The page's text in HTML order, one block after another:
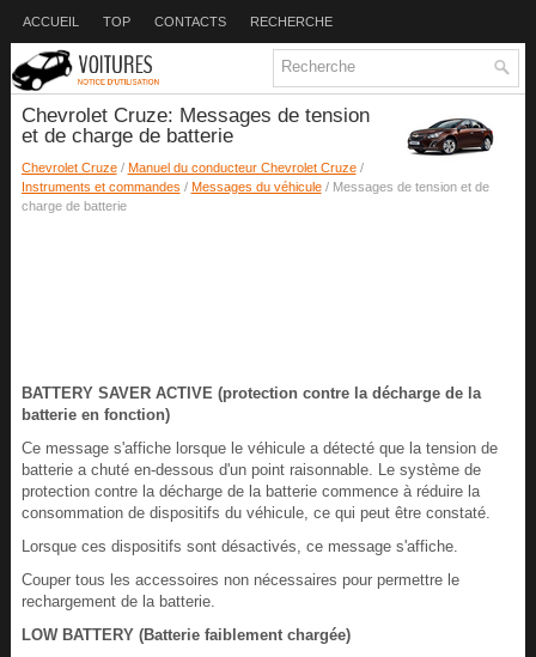
ACCUEIL TOP CONTACTS RECHERCHE
Chevrolet Cruze: Messages de tension
et de charge de batterie
Chevrolet Cruze/ Manuel du conducteur Chevrolet Cruze/
Instruments et commandes / Messages du véhicule/ Messages de tension et de
charge de batterie
BATTERY SAVER ACTIVE (protection contre la décharge de la
batterie en fonction)
Ce message s'affiche lorsque le véhicule a détecté que la tension de
batterie a chuté en-dessous d'un point raisonnable. Le système de
protection contre la décharge de la batterie commence à réduire la
consommation de dispositifs du véhicule, ce qui peut être constaté.
Lorsque ces dispositifs sont désactivés, ce message s'affiche.
Couper tous les accessoires non nécessaires pour permettre le
rechargement de la batterie.
LOW BATTERY (Batterie faiblement chargée)